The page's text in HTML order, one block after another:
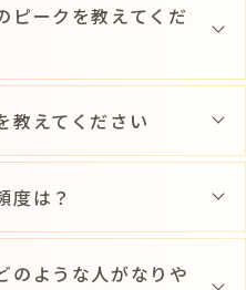
ピークを教えてくだ
教えてください
度は？
のような人がなりや